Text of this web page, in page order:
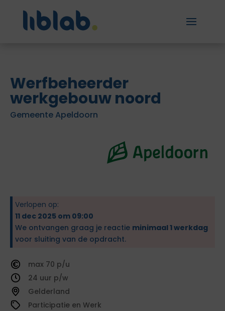
Werfbeheerder
werkgebouw noord
Gemeente Apeldoorn
Verlopen op:
11 dec 2025 om 09:00
We ontvangen graag je reactie minimaal 1 werkdag
voor sluiting van de opdracht.
70
24
Gelderland
Participatie en Werk